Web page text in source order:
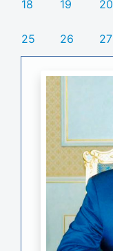
18 19 20
25 26 27